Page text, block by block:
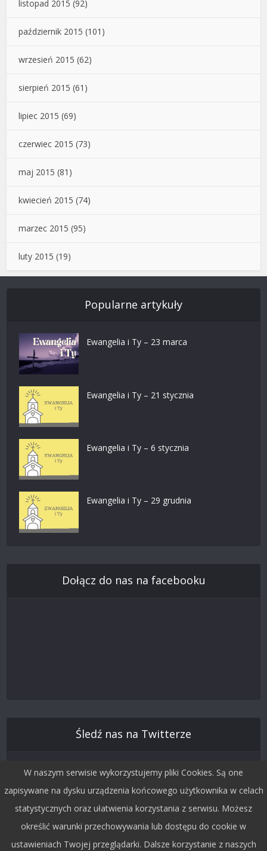
listopad 2015 (92)
październik 2015 (101)
wrzesień 2015 (62)
sierpień 2015 (61)
lipiec 2015 (69)
czerwiec 2015 (73)
maj 2015 (81)
kwiecień 2015 (74)
marzec 2015 (95)
luty 2015 (19)
Popularne artykuły
Ewangelia i Ty – 23 marca
Ewangelia i Ty – 21 stycznia
Ewangelia i Ty – 6 stycznia
Ewangelia i Ty – 29 grudnia
Dołącz do nas na facebooku
Śledź nas na Twitterze
W naszym serwisie wykorzystujemy pliki Cookies. Są one
zapisywane na dysku urządzenia końcowego użytkownika w celach
statystycznych oraz ułatwienia korzystania z serwisu. Możesz
określić warunki przechowywania lub dostępu do cookie w
ustawieniach Twojej przeglądarki. Dalsze korzystanie z naszych